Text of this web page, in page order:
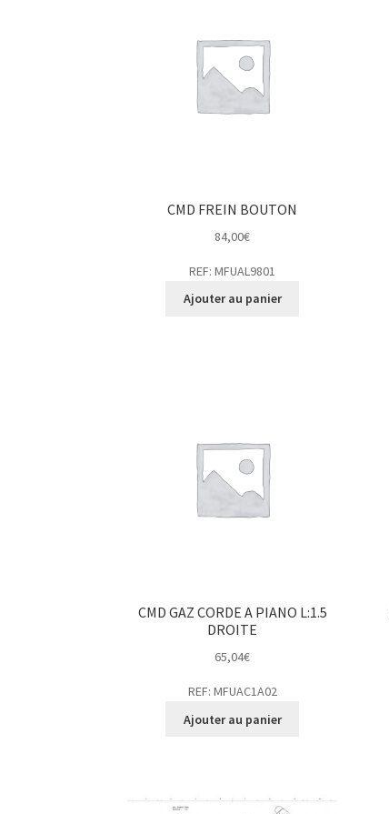
CMD FREIN BOUTON
84,00€
REF: MFUAL9801
Ajouter au panier
CMD GAZ CORDE A PIANO L:1.5
DROITE
65,04€
REF: MFUAC1A02
Ajouter au panier